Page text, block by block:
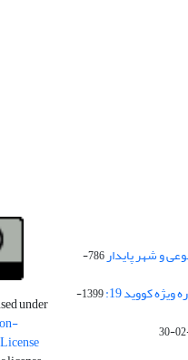
و شهر پایدار
786-
کووید 19:
1399-
under